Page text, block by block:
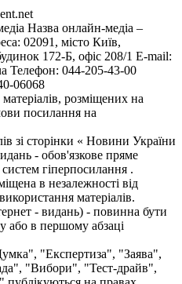
Назва онлайн-медіа –
02091, місто Київ,
172-Б, офіс 208/1 E-mail:
Телефон: 044-205-43-00
06068
розміщених на
посилання на
зі сторінки « Новини України
- обов'язкове пряме
гіперпосилання .
в незалежності від
матеріалів.
- видань) - повинна бути
або в першому абзаці
"Експертиза", "Заява",
"Вибори", "Тест-драйв",